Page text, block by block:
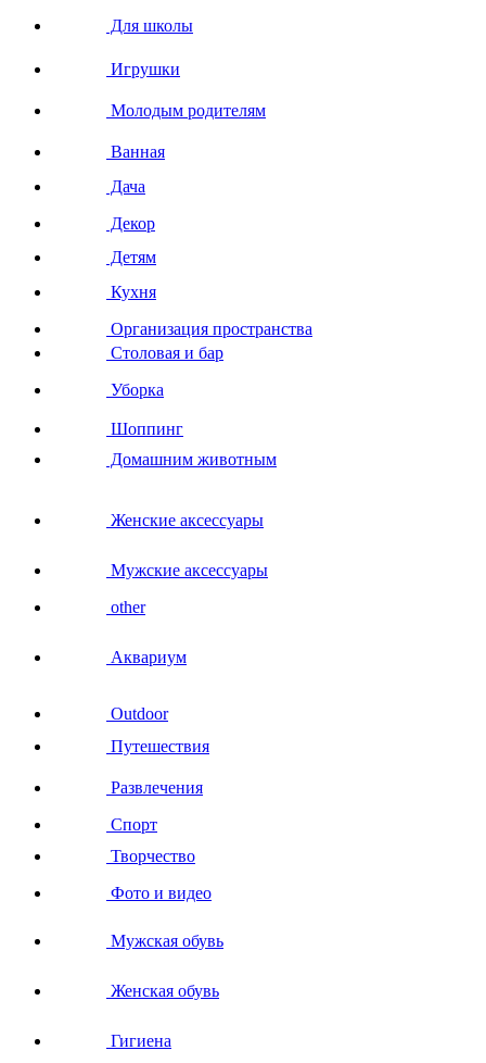
Для школы
Игрушки
Молодым родителям
Ванная
Дача
Декор
Детям
Кухня
Организация пространства
Столовая и бар
Уборка
Шоппинг
Домашним животным
Женские аксессуары
Мужские аксессуары
other
Аквариум
Outdoor
Путешествия
Развлечения
Спорт
Творчество
Фото и видео
Мужская обувь
Женская обувь
Гигиена